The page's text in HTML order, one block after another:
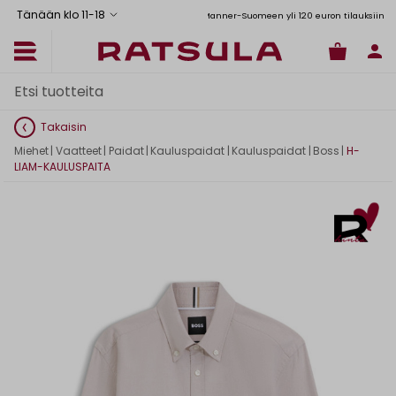
Tänään klo 11-18
Toimituskulut alk. 6,90€
Ilmainen toimitus Manner-Suomeen yli 120 euron tilauksiin
Takaisin
Miehet| Vaatteet| Paidat | Kauluspaidat | Kauluspaidat | Boss | H-
LIAM-KAULUSPAITA